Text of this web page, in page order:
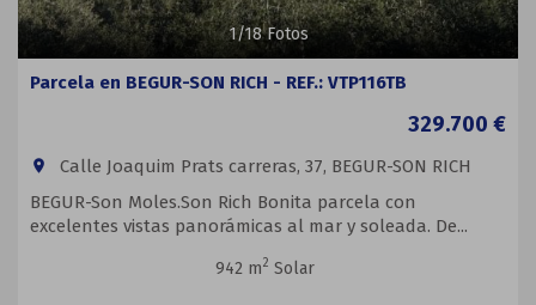
1/18Fotos
Parcela en BEGUR-SON RICH - REF.: VTP116TB
329.700 €
room
Calle Joaquim Prats carreras, 37, BEGUR-SON RICH
BEGUR-Son Moles.Son Rich Bonita parcela con
excelentes vistas panorámicas al mar y soleada. De...
942 m2 Solar